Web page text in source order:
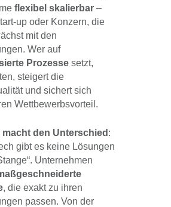
flexibel skalierbar –
up oder Konzern, die
mit den
Wer auf
Prozesse setzt,
steigert die
und sichert sich
Wettbewerbsvorteil.
macht den Unterschied :
gibt es keine Lösungen
Unternehmen
, die exakt zu ihren
passen. Von der